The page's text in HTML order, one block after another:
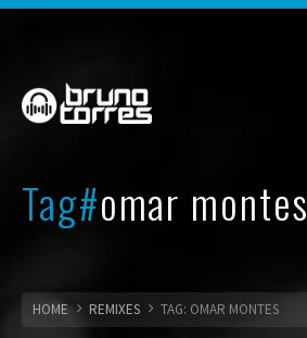
Tag#omar montes
HOME REMIXES TAG: OMAR MONTES